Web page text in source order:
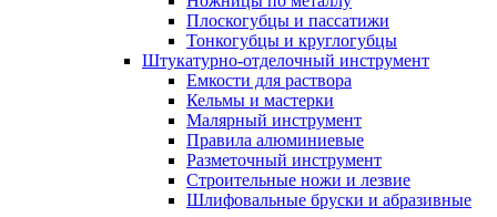
Плоскогубцы и пассатижи
Тонкогубцы и круглогубцы
Штукатурно-отделочный инструмент
Емкости для раствора
Кельмы и мастерки
Малярный инструмент
Правила алюминиевые
Разметочный инструмент
Строительные ножи и лезвие
Шлифовальные бруски и абразивные